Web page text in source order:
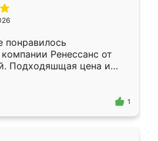
понравилось
Ренессанс от
Подходяшщая цена и
Приехавший
Владислав
эскизу самый
1